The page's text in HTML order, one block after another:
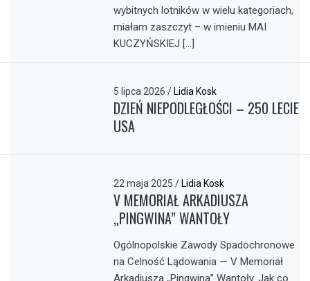
wybitnych lotników w wielu kategoriach,
miałam zaszczyt – w imieniu MAI
KUCZYŃSKIEJ […]
5 lipca 2026/ Lidia Kosk
DZIEŃ NIEPODLEGŁOŚCI – 250 LECIE
USA
22 maja 2025/ Lidia Kosk
V MEMORIAŁ ARKADIUSZA
„PINGWINA” WANTOŁY
Ogólnopolskie Zawody Spadochronowe
na Celność Lądowania — V Memoriał
Arkadiusza „Pingwina” Wantoły. Jak co